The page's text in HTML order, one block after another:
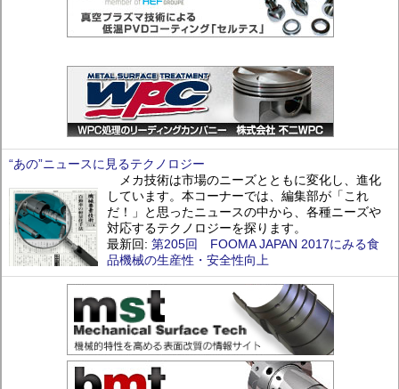
“あの”ニュースに見るテクノロジー
メカ技術は市場のニーズとともに変化し、進化
しています。本コーナーでは、編集部が「これ
だ！」と思ったニュースの中から、各種ニーズや
対応するテクノロジーを探ります。
最新回: 第205回 FOOMA JAPAN 2017にみる食
品機械の生産性・安全性向上